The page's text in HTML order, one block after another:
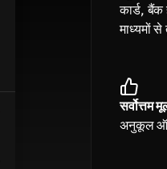
कार्ड,
माध्यमों
सर्वोत्तम
अनुकूल